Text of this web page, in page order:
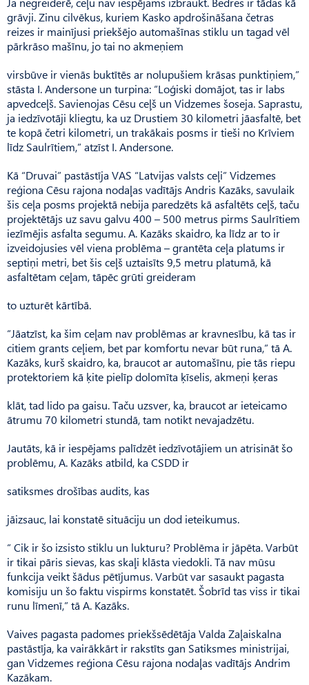
grāvji. Zinu cilvēkus, kuriem Kasko apdrošināšana četras
reizes ir mainījusi priekšējo automašīnas stiklu un tagad vēl
pārkrāso mašīnu, jo tai no akmeņiem
virsbūve ir vienās buktītēs ar nolupušiem krāsas punktiņiem,”
stāsta I. Andersone un turpina: “Loģiski domājot, tas ir labs
apvedceļš. Savienojas Cēsu ceļš un Vidzemes šoseja. Saprastu,
ja iedzīvotāji kliegtu, ka uz Drustiem 30 kilometri jāasfaltē, bet
te kopā četri kilometri, un trakākais posms ir tieši no Krīviem
līdz Saulrītiem,” atzīst I. Andersone.
Kā “Druvai” pastāstīja VAS “Latvijas valsts ceļi” Vidzemes
reģiona Cēsu rajona nodaļas vadītājs Andris Kazāks, savulaik
šis ceļa posms projektā nebija paredzēts kā asfaltēts ceļš, taču
projektētājs uz savu galvu 400 – 500 metrus pirms Saulrītiem
iezīmējis asfalta segumu. A. Kazāks skaidro, ka līdz ar to ir
izveidojusies vēl viena problēma – grantēta ceļa platums ir
septiņi metri, bet šis ceļš uztaisīts 9,5 metru platumā, kā
asfaltētam ceļam, tāpēc grūti greideram
to uzturēt kārtībā.
“Jāatzīst, ka šim ceļam nav problēmas ar kravnesību, kā tas ir
citiem grants ceļiem, bet par komfortu nevar būt runa,” tā A.
Kazāks, kurš skaidro, ka, braucot ar automašīnu, pie tās riepu
protektoriem kā ķite pielīp dolomīta ķīselis, akmeņi ķeras
klāt, tad lido pa gaisu. Taču uzsver, ka, braucot ar ieteicamo
ātrumu 70 kilometri stundā, tam notikt nevajadzētu.
Jautāts, kā ir iespējams palīdzēt iedzīvotājiem un atrisināt šo
problēmu, A. Kazāks atbild, ka CSDD ir
satiksmes drošības audits, kas
jāizsauc, lai konstatē situāciju un dod ieteikumus.
“ Cik ir šo izsisto stiklu un lukturu? Problēma ir jāpēta. Varbūt
ir tikai pāris sievas, kas skaļi klāsta viedokli. Tā nav mūsu
funkcija veikt šādus pētījumus. Varbūt var sasaukt pagasta
komisiju un šo faktu vispirms konstatēt. Šobrīd tas viss ir tikai
runu līmenī,” tā A. Kazāks.
Vaives pagasta padomes priekšsēdētāja Valda Zaļaiskalna
pastāstīja, ka vairākkārt ir rakstīts gan Satiksmes ministrijai,
gan Vidzemes reģiona Cēsu rajona nodaļas vadītājs Andrim
Kazākam.